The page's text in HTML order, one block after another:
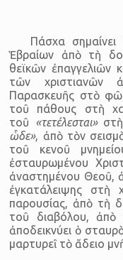
Πάσχα
Ἑβραίων ἀπὸ τὴ
θεϊκῶν ἐπαγγελιῶν
τῶν χριστιανῶν
Παρασκευῆς στὸ
τοῦ πάθους στὴ
τοῦ «τετέλεσται»
ὧδε», ἀπὸ τὸν
τοῦ κενοῦ
ἐσταυρωμένου
ἀναστημένου Θεοῦ,
ἐγκατάλειψης στὴ
παρουσίας, ἀπὸ τὴ
τοῦ διαβόλου, ἀπὸ
ἀποδεικνύει ὁ
μαρτυρεῖ τὸ ἄδειο